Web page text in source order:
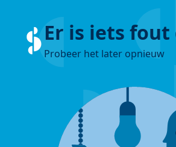
Er is iets fout
Probeer het later opnieuw